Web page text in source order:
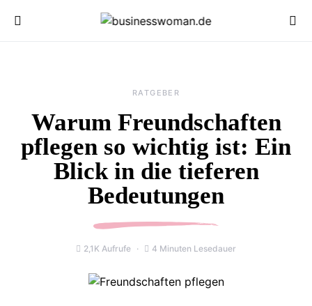
RATGEBER
Warum Freundschaften
pflegen so wichtig ist: Ein
Blick in die tieferen
Bedeutungen
2,1K Aufrufe 4 Minuten Lesedauer